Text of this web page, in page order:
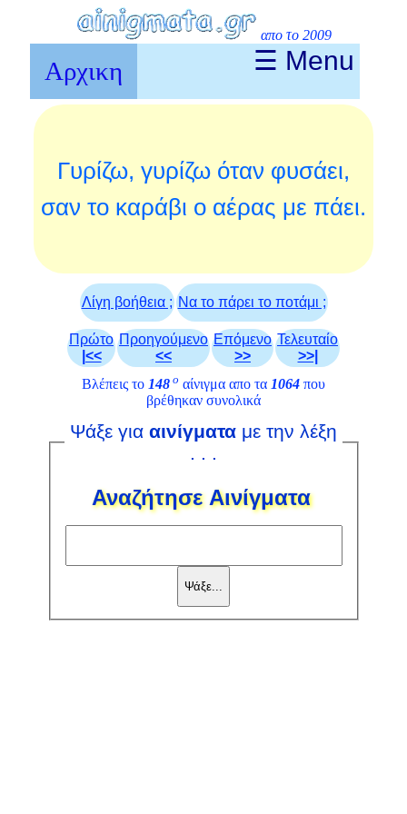
απο το 2009
Αρχικη ☰ Menu
Γυρίζω, γυρίζω όταν φυσάει,
σαν το καράβι ο αέρας με πάει.
Λίγη βοήθεια ; Να το πάρει το ποτάμι ;
Πρώτο
|<<
Προηγούμενο
<<
Επόμενο
>>
Τελευταίο
>>|
Βλέπεις το 148 ο αίνιγμα απο τα 1064 που
βρέθηκαν συνολικά
Ψάξε για αινίγματα με την λέξη
. . .
Αναζήτησε Αινίγματα